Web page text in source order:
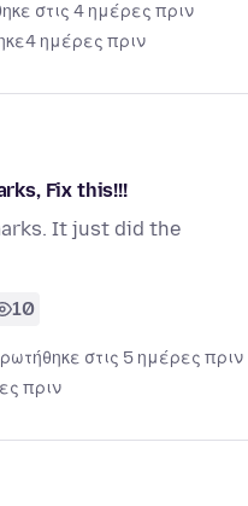
στις 4 ημέρες πριν
4 ημέρες πριν
Fix this!!!
It just did the
10
ρωτήθηκε στις 5 ημέρες πριν
πριν